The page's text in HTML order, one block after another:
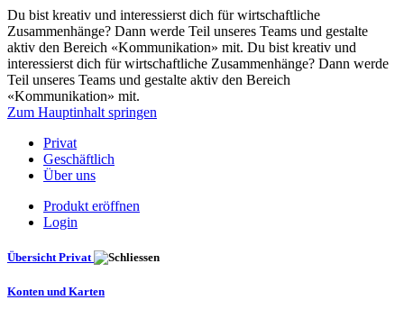
Du bist kreativ und interessierst dich für wirtschaftliche
Zusammenhänge? Dann werde Teil unseres Teams und gestalte
aktiv den Bereich «Kommunikation» mit. Du bist kreativ und
interessierst dich für wirtschaftliche Zusammenhänge? Dann werde
Teil unseres Teams und gestalte aktiv den Bereich
«Kommunikation» mit.
Zum Hauptinhalt springen
Privat
Geschäftlich
Über uns
Produkt eröffnen
Login
Übersicht Privat
Konten und Karten